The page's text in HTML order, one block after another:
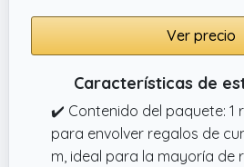
Ver precio
Características de
✔️ Contenido del paquete: 1
para envolver regalos de
m, ideal para la mayoría de